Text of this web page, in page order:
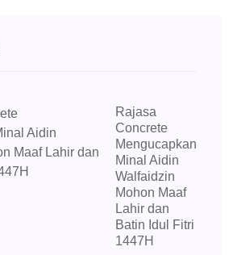
Rajasa
Concrete
Mengucapkan
Minal Aidin
Walfaidzin
Mohon Maaf
Lahir dan
Batin Idul Fitri
1447H